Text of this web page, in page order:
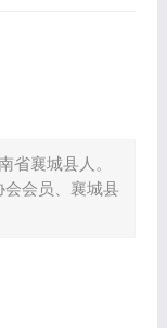
省襄城县人。
会会员、襄城县